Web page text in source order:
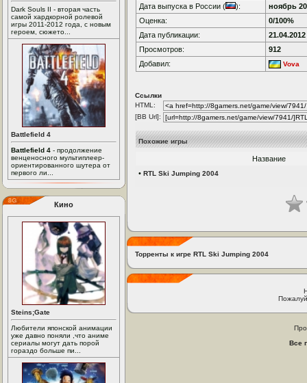
Dark Souls II - вторая часть
самой хардкорной ролевой
игры 2011-2012 года, с новым
героем, сюжето...
Battlefield 4
Battlefield 4 - продолжение
венценосного мультиплеер-
ориентированного шутера от
первого ли...
Кино
Steins;Gate
Любители японской анимации
уже давно поняли ,что аниме
сериалы могут дать порой
гораздо больше пи...
Дата выпуска в России (
):
ноябрь
Оценка:
0/100%
Дата публикации:
21.04.2012
Просмотров:
912
Добавил:
Vova
Ссылки
HTML:
[BB Url]:
Похожие игры
Название
• RTL Ski Jumping 2004
Торренты к игре RTL Ski Jumping 2004
Все